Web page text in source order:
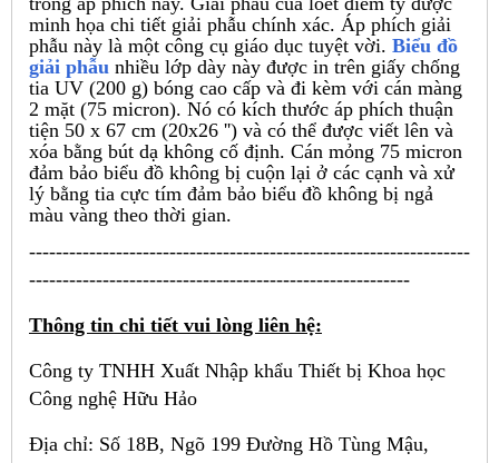
minh họa chi tiết giải phẫu chính xác. Áp phích giải
phẫu này là một công cụ giáo dục tuyệt vời. Biểu đồ
giải phẫu nhiều lớp dày này được in trên giấy chống
tia UV (200 g) bóng cao cấp và đi kèm với cán màng
2 mặt (75 micron). Nó có kích thước áp phích thuận
tiện 50 x 67 cm (20x26 '') và có thể được viết lên và
xóa bằng bút dạ không cố định. Cán mỏng 75 micron
đảm bảo biểu đồ không bị cuộn lại ở các cạnh và xử
lý bằng tia cực tím đảm bảo biểu đồ không bị ngả
màu vàng theo thời gian.
------------------------------------------------------------------
---------------------------------------------------------
Thông tin chi tiết vui lòng liên hệ:
Công ty TNHH Xuất Nhập khẩu Thiết bị Khoa học
Công nghệ Hữu Hảo
Địa chỉ: Số 18B, Ngõ 199 Đường Hồ Tùng Mậu,